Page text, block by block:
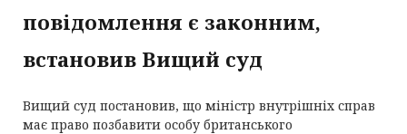
повідомлення є законним,
встановив Вищий суд
Вищий суд постановив, що міністр внутрішніх справ
має право позбавити особу британського